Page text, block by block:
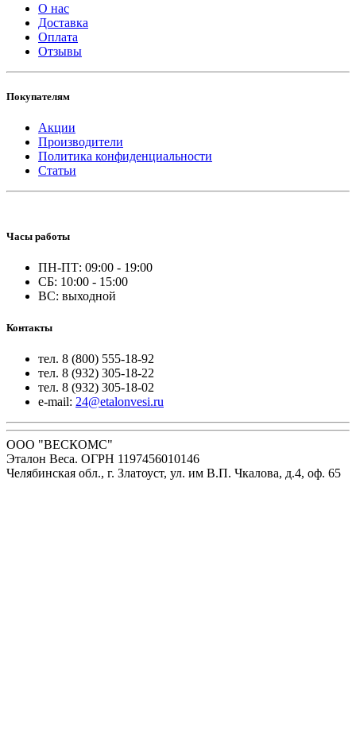
О нас
Доставка
Оплата
Отзывы
Покупателям
Акции
Производители
Политика конфиденциальности
Статьи
Часы работы
ПН-ПТ: 09:00 - 19:00
СБ: 10:00 - 15:00
ВС: выходной
Контакты
тел. 8 (800) 555-18-92
тел. 8 (932) 305-18-22
тел. 8 (932) 305-18-02
e-mail: 24@etalonvesi.ru
ООО "ВЕСКОМС"
Эталон Веса. ОГРН 1197456010146
Челябинская обл., г. Златоуст, ул. им В.П. Чкалова, д.4, оф. 65